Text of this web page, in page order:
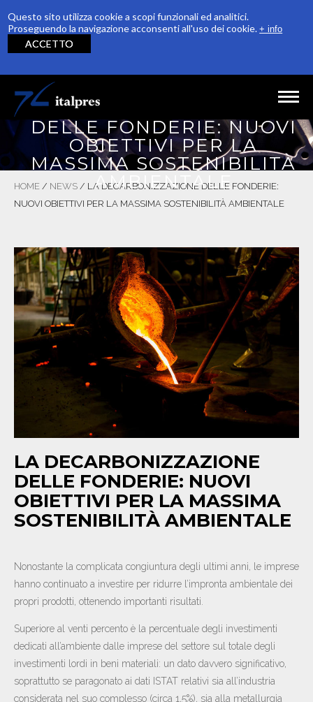
Questo sito utilizza cookie a scopi funzionali ed analitici.
Proseguendo la navigazione acconsenti all'uso dei cookie. + info
ACCETTO
Salta al contenuto principale
HOME
AZIENDA
PRODUZIONE
RICONOSCIMENTI
SOSTENIBILITÀ
NEWS
CONTATTI
IT EN DE
LA DECARBONIZZAZIONE
DELLE FONDERIE: NUOVI
OBIETTIVI PER LA
MASSIMA SOSTENIBILITÀ
AMBIENTALE
HOME / NEWS / LA DECARBONIZZAZIONE DELLE FONDERIE:
NUOVI OBIETTIVI PER LA MASSIMA SOSTENIBILITÀ AMBIENTALE
LA DECARBONIZZAZIONE
DELLE FONDERIE: NUOVI
OBIETTIVI PER LA MASSIMA
SOSTENIBILITÀ AMBIENTALE
Nonostante la complicata congiuntura degli ultimi anni, le imprese
hanno continuato a investire per ridurre l’impronta ambientale dei
propri prodotti, ottenendo importanti risultati.
Superiore al venti percento è la percentuale degli investimenti
dedicati all’ambiente dalle imprese del settore sul totale degli
investimenti lordi in beni materiali: un dato davvero significativo,
soprattutto se paragonato ai dati ISTAT relativi sia all’industria
considerata nel suo complesso (circa 1,5%), sia alla metallurgia